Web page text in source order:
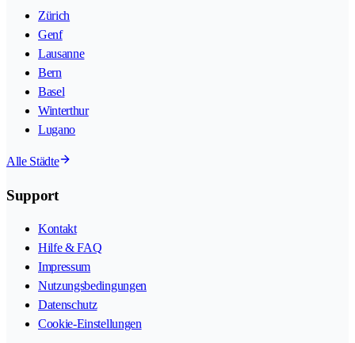
Zürich
Genf
Lausanne
Bern
Basel
Winterthur
Lugano
Alle Städte
Support
Kontakt
Hilfe & FAQ
Impressum
Nutzungsbedingungen
Datenschutz
Cookie-Einstellungen